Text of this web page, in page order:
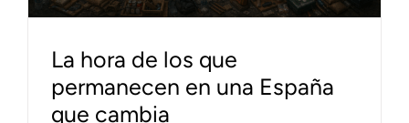
La hora de los que
permanecen en una España
que cambia